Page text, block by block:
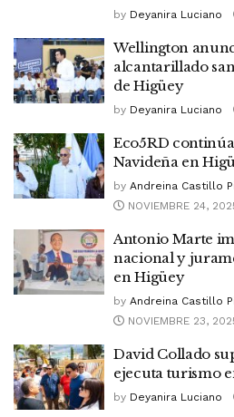
by Deyanira Luciano
Wellington
alcantarillado
de Higüey
by Deyanira Luciano
Eco5RD
Navideña en
by Andreina Castillo
NOVIEMBRE 24,
Antonio Marte
nacional y
en Higüey
by Andreina Castillo
NOVIEMBRE 23,
David Collado
ejecuta turismo
by Deyanira Luciano